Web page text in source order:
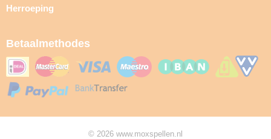
Herroeping
Betaalmethodes
© 2026 www.moxspellen.nl